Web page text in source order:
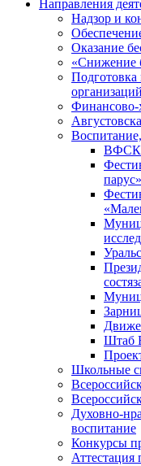
Направления
Надзор и
Оказание
«Снижение
Финансово-
ВФСК
парус»
Штаб
Школьные
Духовно-
воспитание
Конкурсы
Аттестация